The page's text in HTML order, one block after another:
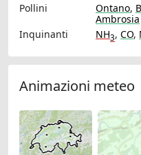
Pollini
Ontano,
Ambrosia
Inquinanti
NH3, CO,
Animazioni meteo